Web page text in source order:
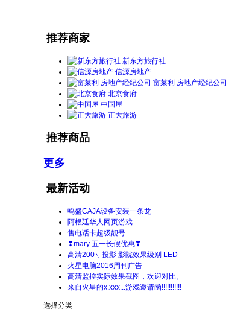
推荐商家
新东方旅行社
信源房地产
富莱利 房地产经纪公司
北京食府
中国屋
正大旅游
推荐商品
更多
最新活动
鸣盛CAJA设备安装一条龙
阿根廷华人网页游戏
售电话卡超级靓号
❣mary 五一长假优惠❣
高清200寸投影 影院效果级别 LED
火星电脑2016周刊广告
高清监控实际效果截图，欢迎对比。
来自火星的x.xxx...游戏邀请函!!!!!!!!!!!
选择分类